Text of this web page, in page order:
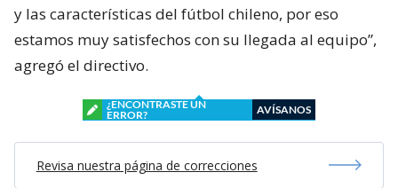
y las características del fútbol chileno, por eso
estamos muy satisfechos con su llegada al equipo”,
agregó el directivo.
¿ENCONTRASTE UN
ERROR?
AVÍSANOS
Revisa nuestra página de correcciones